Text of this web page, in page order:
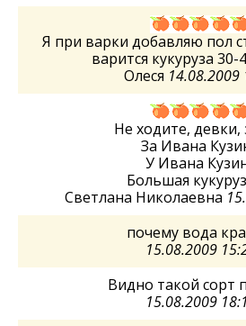
Я при варки добавляю пол
варится кукуруза 30-
Олеся 14.08.2009
Не ходите, девки,
За Ивана
У Ивана
Большая
Светлана Николаевна
почему вода
15.08.2009
Видно такой сорт
15.08.2009